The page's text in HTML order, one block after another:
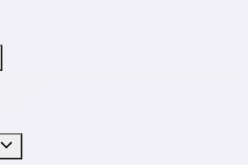
TOGGLE
CHILD